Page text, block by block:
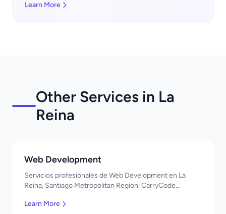
Learn More
Other Services in La
Reina
Web Development
Servicios profesionales de Web Development en La
Reina, Santiago Metropolitan Region. CarryCode
¡Bienvenidos!
Learn More